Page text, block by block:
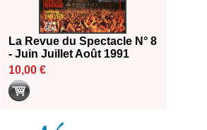
La Revue du Spectacle N° 8
- Juin Juillet Août 1991
10,00 €